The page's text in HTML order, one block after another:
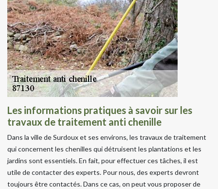
Les informations pratiques à savoir sur les
travaux de traitement anti chenille
Dans la ville de Surdoux et ses environs, les travaux de traitement
qui concernent les chenilles qui détruisent les plantations et les
jardins sont essentiels. En fait, pour effectuer ces tâches, il est
utile de contacter des experts. Pour nous, des experts devront
toujours être contactés. Dans ce cas, on peut vous proposer de